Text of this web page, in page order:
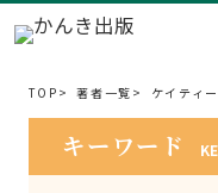
TOP 著者一覧 ケイティ
キーワード